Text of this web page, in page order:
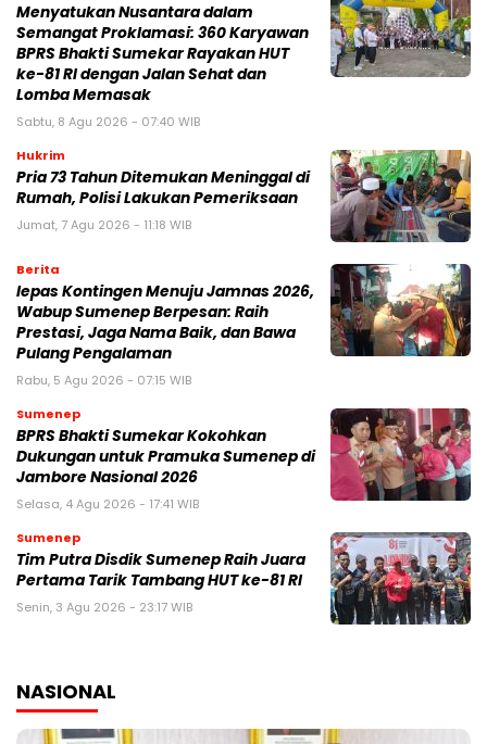
Menyatukan Nusantara dalam
Semangat Proklamasi: 360 Karyawan
BPRS Bhakti Sumekar Rayakan HUT
ke-81 RI dengan Jalan Sehat dan
Lomba Memasak
Sabtu, 8 Agu 2026 - 07:40 WIB
Hukrim
Pria 73 Tahun Ditemukan Meninggal di
Rumah, Polisi Lakukan Pemeriksaan
Jumat, 7 Agu 2026 - 11:18 WIB
Berita
lepas Kontingen Menuju Jamnas 2026,
Wabup Sumenep Berpesan: Raih
Prestasi, Jaga Nama Baik, dan Bawa
Pulang Pengalaman
Rabu, 5 Agu 2026 - 07:15 WIB
Sumenep
BPRS Bhakti Sumekar Kokohkan
Dukungan untuk Pramuka Sumenep di
Jambore Nasional 2026
Selasa, 4 Agu 2026 - 17:41 WIB
Sumenep
Tim Putra Disdik Sumenep Raih Juara
Pertama Tarik Tambang HUT ke-81 RI
Senin, 3 Agu 2026 - 23:17 WIB
NASIONAL